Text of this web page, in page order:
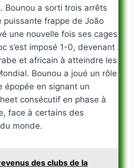
Bounou a sorti trois arrêts
puissante frappe de João
une nouvelle fois ses cages
s’est imposé 1-0, devenant
et africain à atteindre les
Bounou a joué un rôle
épopée en signant un
consécutif en phase à
face à certains des
monde.
des clubs de la